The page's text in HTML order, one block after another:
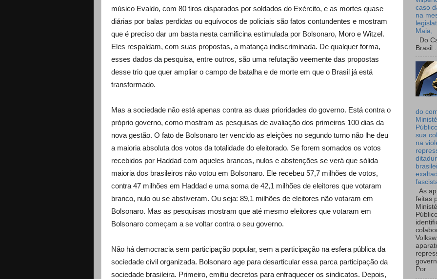
músico Evaldo, com 80 tiros disparados por soldados do Exército, e as mortes quase
diárias por balas perdidas ou equívocos de policiais são fatos contundentes e mostram
que é preciso dar um basta nesta carnificina estimulada por Bolsonaro, Moro e Witzel.
Eles respaldam, com suas propostas, a matança indiscriminada. De qualquer forma,
esses dados da pesquisa, entre outros, são uma refutação veemente das propostas
desse trio que quer ampliar o campo de batalha e de morte em que o Brasil já está
transformado.
Mas a sociedade não está apenas contra as duas prioridades do governo. Está contra o
próprio governo, como mostram as pesquisas de avaliação dos primeiros 100 dias da
nova gestão. O fato de Bolsonaro ter vencido as eleições no segundo turno não lhe deu
a maioria absoluta dos votos da totalidade do eleitorado. Se forem somados os votos
recebidos por Haddad com aqueles brancos, nulos e abstenções se verá que sólida
maioria dos brasileiros não votou em Bolsonaro. Ele recebeu 57,7 milhões de votos,
contra 47 milhões em Haddad e uma soma de 42,1 milhões de eleitores que votaram
branco, nulo ou se abstiveram. Ou seja: 89,1 milhões de eleitores não votaram em
Bolsonaro. Mas as pesquisas mostram que até mesmo eleitores que votaram em
Bolsonaro começam a se voltar contra o seu governo.
Não há democracia sem participação popular, sem a participação na esfera pública da
sociedade civil organizada. Bolsonaro age para desarticular essa parca participação da
sociedade brasileira. Primeiro, emitiu decretos para enfraquecer os sindicatos. Depois,
caso
na
Maia,
Do
Brasil :
do
sua
na
As
feitas
Por ...